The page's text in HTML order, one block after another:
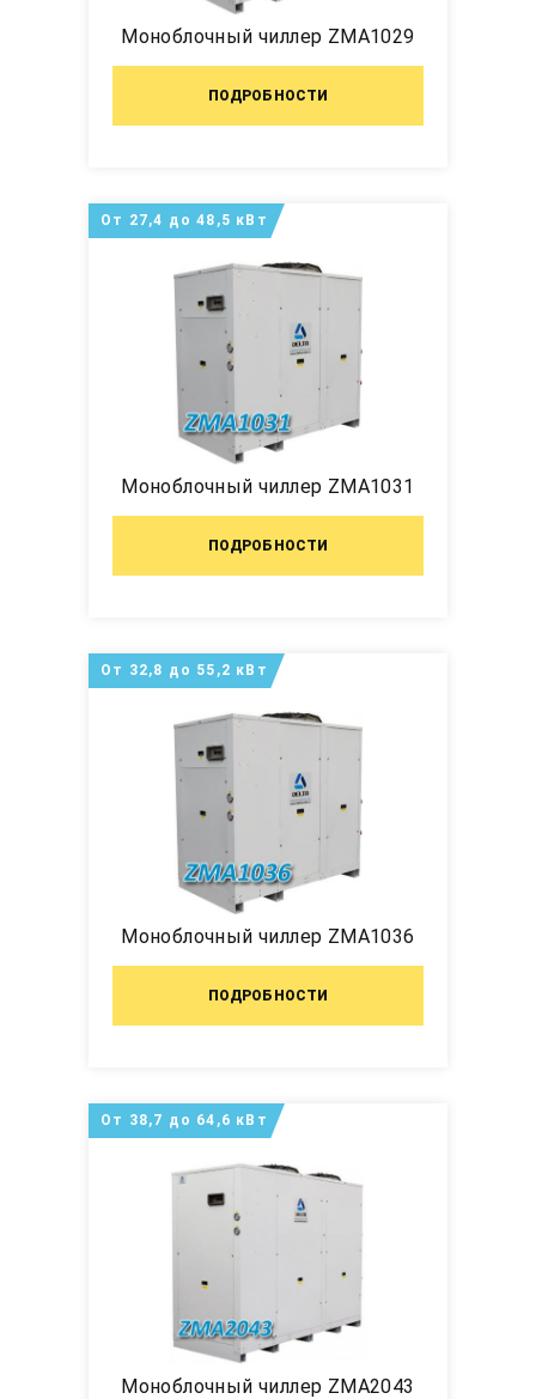
Моноблочный чиллер ZMA1029
ПОДРОБНОСТИ
Моноблочный чиллер ZMA1031
ПОДРОБНОСТИ
От 27,4 до 48,5 кВт
Моноблочный чиллер ZMA1036
ПОДРОБНОСТИ
От 32,8 до 55,2 кВт
Моноблочный чиллер ZMA2043
От 38,7 до 64,6 кВт